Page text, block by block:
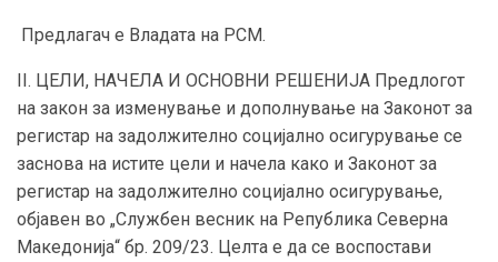
Предлагач е Владата на РСМ.
II. ЦЕЛИ, НАЧЕЛА И ОСНОВНИ РЕШЕНИЈА Предлогот
на закон за изменување и дополнување на Законот за
регистар на задолжително социјално осигурување се
заснова на истите цели и начела како и Законот за
регистар на задолжително социјално осигурување,
објавен во „Службен весник на Република Северна
Македонија“ бр. 209/23. Целта е да се воспостави